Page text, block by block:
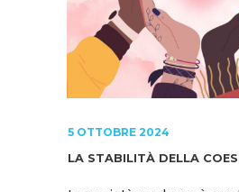
5 OTTOBRE 2024
LA STABILITÀ DELLA